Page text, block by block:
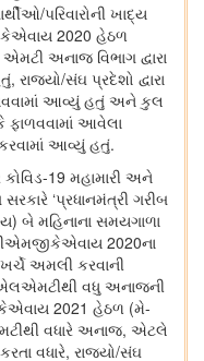
પરિવારોની ખાદ્ય
2020 હેઠળ
અનાજ વિભાગ દ્વારા
સંઘ પ્રદેશો દ્વારા
આવ્યું હતું અને કુલ
આવેલા
આવ્યું હતું.
19 મહામારી અને
‘પ્રધાનમંત્રી ગરીબ
બે મહિનાના સમયગાળા
2020ના
અમલી કરવાની
વધુ અનાજની
2021 હેઠળ (મે-
વધારે અનાજ, એટલે
વધારે, રાજ્યો/સંઘ